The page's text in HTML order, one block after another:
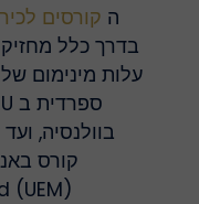
קורסים
בדרך כלל
(UEM).